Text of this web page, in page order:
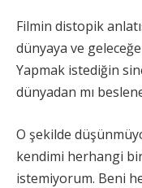
Filmin distopik
dünyaya ve
Yapmak istediğin
dünyadan mı
O şekilde
kendimi herhangi bir
istemiyorum. Beni